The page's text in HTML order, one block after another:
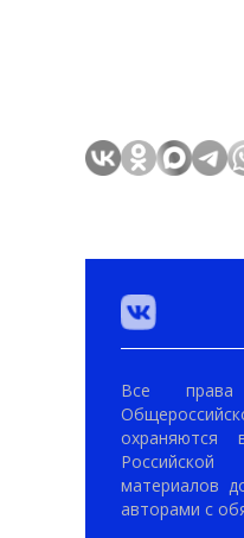
Все
охраняются
материалов
авторами с